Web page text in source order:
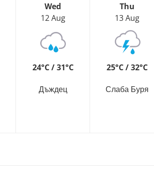
Wed
12 Aug
24°C / 31°C
Дъждец
Thu
13 Aug
25°C / 32°C
Слаба Буря